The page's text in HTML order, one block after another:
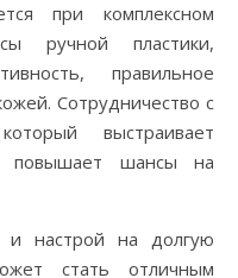
при комплексном
ручной пластики,
правильное
Сотрудничество с
выстраивает
повышает шансы на
настрой на долгую
стать отличным